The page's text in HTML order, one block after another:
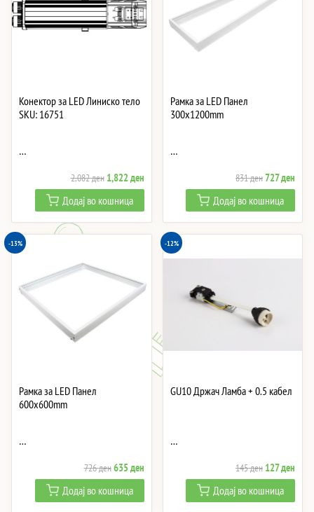
Конектор за LED Линиско тело
SKU: 16751
…
2,082ден Original
price
was:
2,082 ден.
1,822денCurrent
price
is:
1,822 ден.
Додај во кошница
Рамка за LED Панел
300x1200mm
…
831денOriginal
price
was:
831 ден.
727ден
price
is:
727
Додај во кошница
-13%
Рамка за LED Панел
600x600mm
…
726денOriginal
price
was:
635денCurrent
price
is:
Додај во кошница
-12%
GU10 Држач Ламба + 0.5 кабел
…
145ден Original
price
was:
127ден
price
is:
Додај во кошница